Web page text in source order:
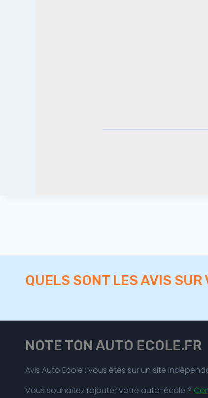
QUELS SONT LES AVIS
NOTE TON AUTO ECOLE.FR
Avis Auto Ecole : vous êtes sur un site
Vous souhaitez rajouter votre auto-école ?